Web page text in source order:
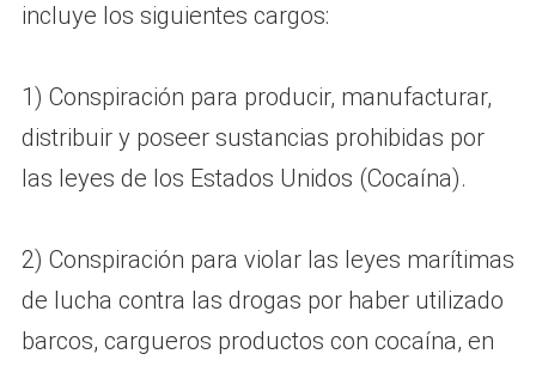
incluye los siguientes cargos:
1) Conspiración para producir, manufacturar,
distribuir y poseer sustancias prohibidas por
las leyes de los Estados Unidos (Cocaína).
2) Conspiración para violar las leyes marítimas
de lucha contra las drogas por haber utilizado
barcos, cargueros productos con cocaína, en